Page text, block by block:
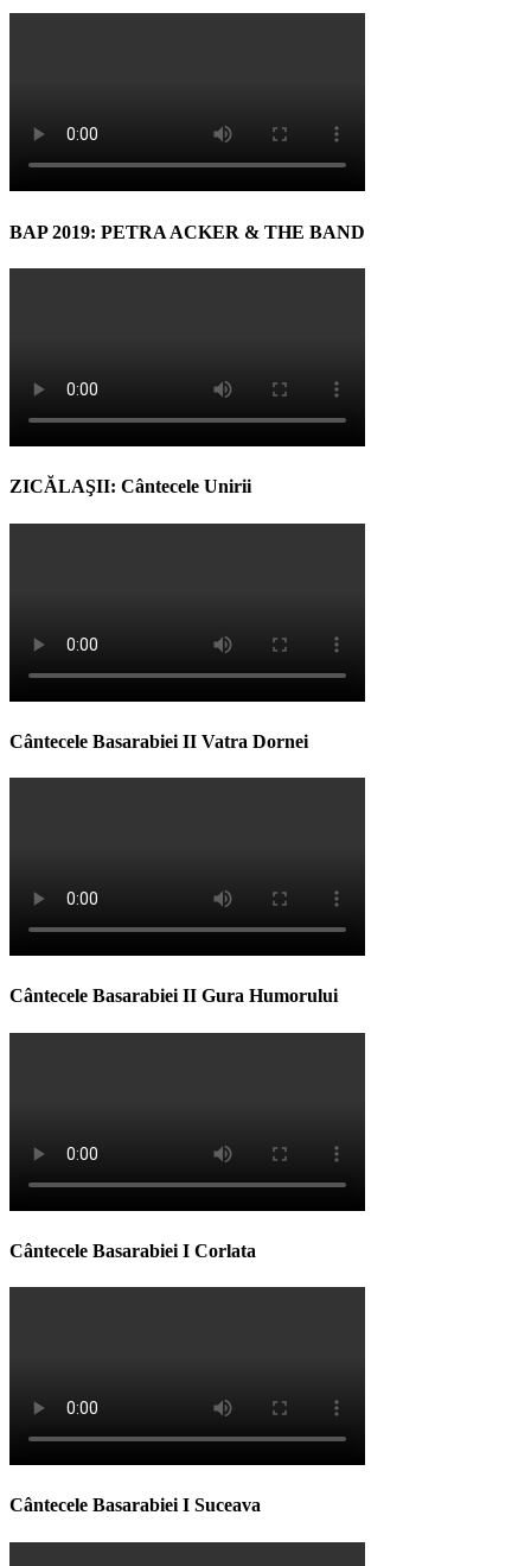
BAP 2019: PETRA ACKER & THE BAND
ZICĂLAŞII: Cântecele Unirii
Cântecele Basarabiei II Vatra Dornei
Cântecele Basarabiei II Gura Humorului
Cântecele Basarabiei I Corlata
Cântecele Basarabiei I Suceava